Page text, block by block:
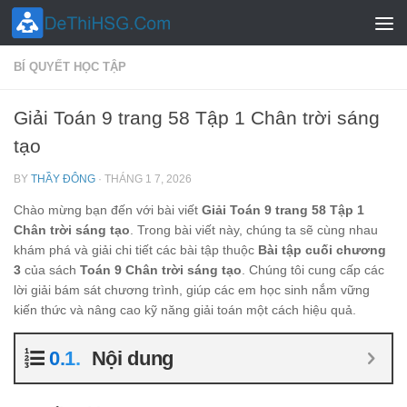
Skip to content
BÍ QUYẾT HỌC TẬP
Giải Toán 9 trang 58 Tập 1 Chân trời sáng
tạo
BY THẦY ĐÔNG · THÁNG 1 7, 2026
Chào mừng bạn đến với bài viết Giải Toán 9 trang 58 Tập 1
Chân trời sáng tạo. Trong bài viết này, chúng ta sẽ cùng nhau
khám phá và giải chi tiết các bài tập thuộc Bài tập cuối chương
3 của sách Toán 9 Chân trời sáng tạo. Chúng tôi cung cấp các
lời giải bám sát chương trình, giúp các em học sinh nắm vững
kiến thức và nâng cao kỹ năng giải toán một cách hiệu quả.
Nội dung